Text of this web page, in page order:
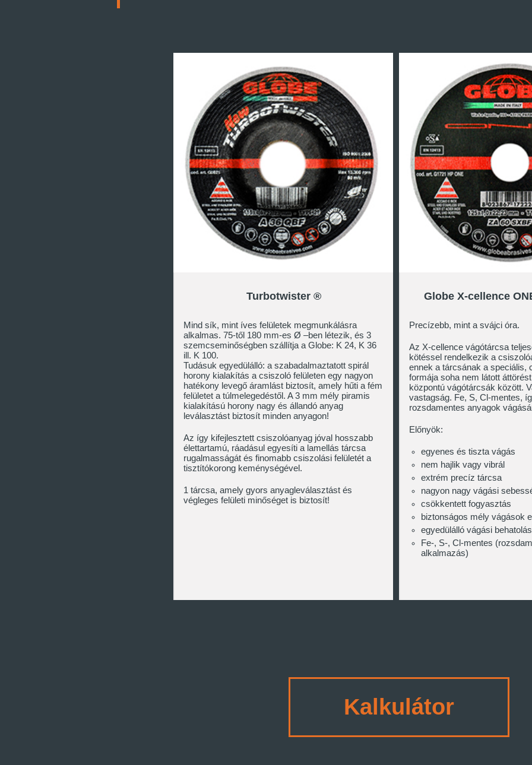
Turbotwister ®
Mind sík, mint íves felületek megmunkálásra
alkalmas. 75-től 180 mm-es Ø –ben létezik, és 3
szemcseminőségben szállítja a Globe: K 24, K 36
ill. K 100.
Tudásuk egyedülálló: a szabadalmaztatott spirál
horony kialakítás a csiszoló felületen egy nagyon
hatékony levegő áramlást biztosít, amely hűti a fém
felületet a túlmelegedéstől. A 3 mm mély piramis
kialakítású horony nagy és állandó anyag
leválasztást biztosít minden anyagon!
Az így kifejlesztett csiszolóanyag jóval hosszabb
élettartamú, ráadásul egyesíti a lamellás tárcsa
rugalmasságát és finomabb csiszolási felületét a
tisztítókorong keménységével.
1 tárcsa, amely gyors anyagleválasztást és
végleges felületi minőséget is biztosít!
Globe X-cellence
Precízebb, mint a svájci óra.
Az X-cellence vágótárcsa
kötéssel rendelkezik a
ennek a tárcsának a speciális,
formája soha nem látott
központú vágótárcsák között.
vastagság. Fe, S, Cl-mentes,
rozsdamentes anyagok
Előnyök:
egyenes és tiszta vágás
nem hajlik vagy vibrál
extrém precíz tárcsa
nagyon nagy vágási
csökkentett fogyasztás
biztonságos mély vágások
egyedülálló vágási behatolás
Fe-, S-, Cl-mentes
alkalmazás)
Kalkulátor